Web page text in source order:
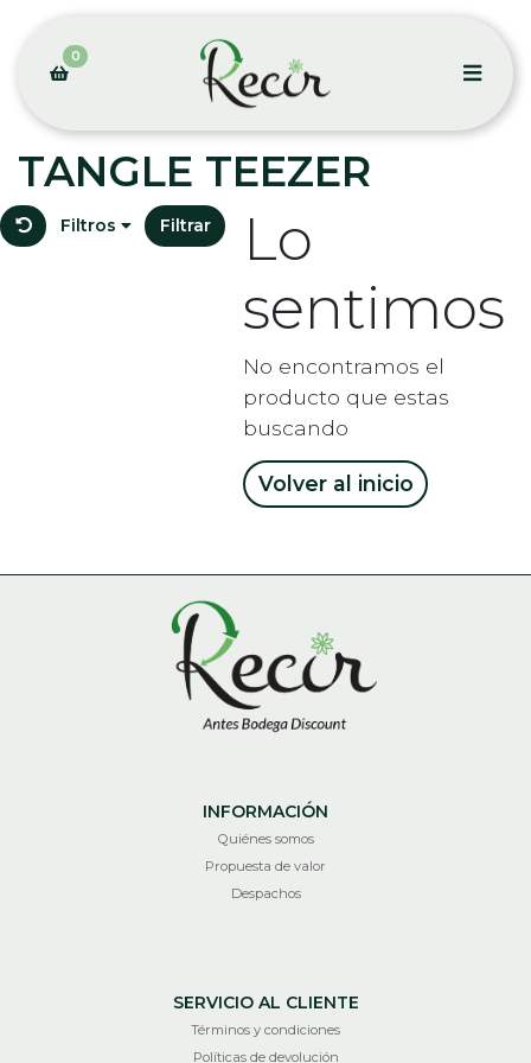
0
TANGLE TEEZER
Filtros Filtrar
Lo
sentimos
No encontramos el
producto que estas
buscando
Volver al inicio
INFORMACIÓN
Quiénes somos
Propuesta de valor
Despachos
SERVICIO AL CLIENTE
Términos y condiciones
Políticas de devolución